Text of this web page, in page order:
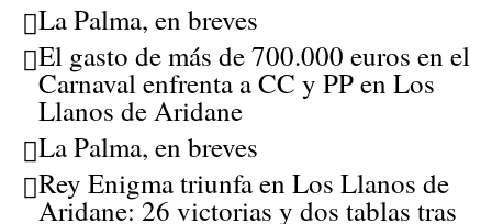
La Palma, en breves
El gasto de más de 700.000 euros en el
Carnaval enfrenta a CC y PP en Los
Llanos de Aridane
La Palma, en breves
Rey Enigma triunfa en Los Llanos de
Aridane: 26 victorias y dos tablas tras